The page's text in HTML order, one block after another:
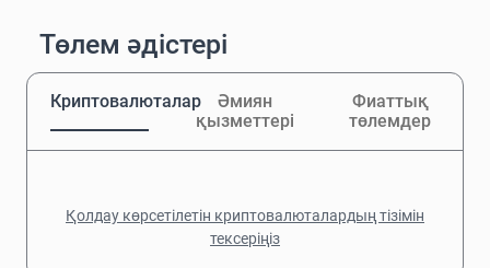
Төлем әдістері
Криптовалюталар
Әмиян
қызметтері
Фиаттық
төлемдер
Қолдау көрсетілетін криптовалюталардың тізімін
тексеріңіз